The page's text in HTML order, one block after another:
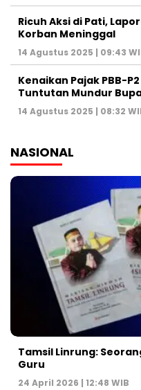
Ricuh Aksi di Pati,
Korban Meninggal
14 Agustus 2025 | 09:43
Kenaikan Pajak PBB-
Tuntutan Mundur
14 Agustus 2025 | 08:32
NASIONAL
Tamsil Linrung:
Guru
24 April 2026 | 12:48 WIB